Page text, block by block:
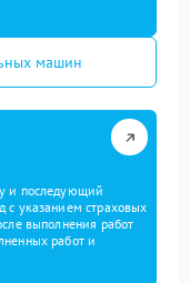
машин
и последующий
с указанием страховых
выполнения работ
работ и